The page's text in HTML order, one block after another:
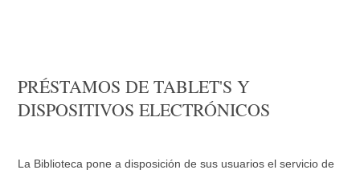
PRÉSTAMOS DE TABLET'S Y
DISPOSITIVOS ELECTRÓNICOS
La Biblioteca pone a disposición de sus usuarios el servicio de